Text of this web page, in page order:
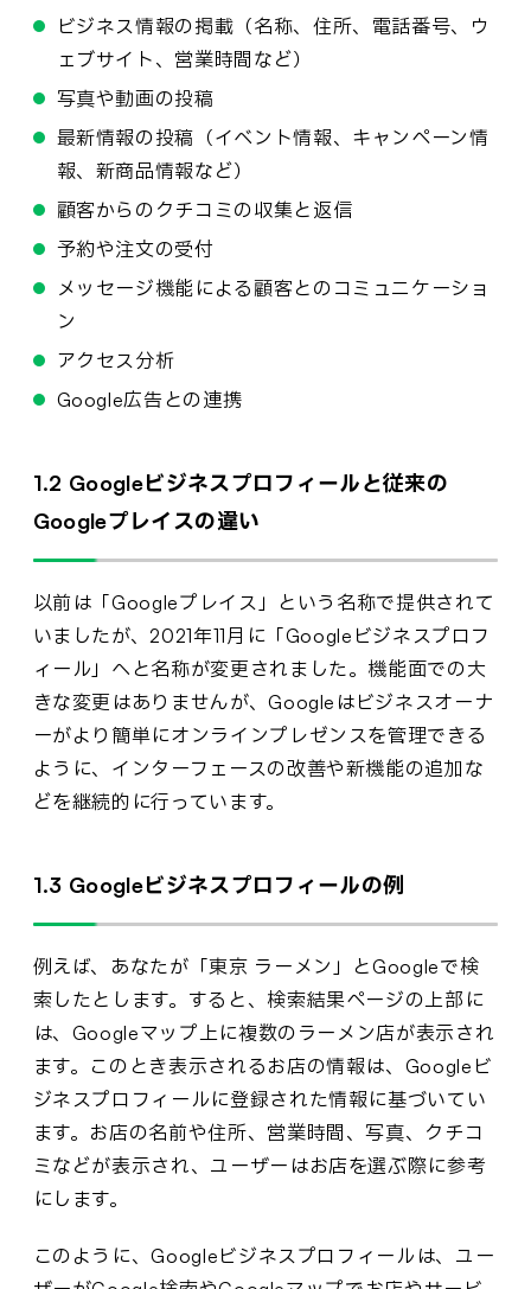
ビジネス情報の掲載（名称、住所、電話番号、ウ
ェブサイト、営業時間など）
写真や動画の投稿
最新情報の投稿（イベント情報、キャンペーン情
報、新商品情報など）
顧客からのクチコミの収集と返信
予約や注文の受付
メッセージ機能による顧客とのコミュニケーショ
ン
アクセス分析
Google広告との連携
1.2 Googleビジネスプロフィールと従来の
Googleプレイスの違い
以前は「Googleプレイス」という名称で提供されて
いましたが、2021年11月に「Googleビジネスプロフ
ィール」へと名称が変更されました。機能面での大
きな変更はありませんが、Googleはビジネスオーナ
ーがより簡単にオンラインプレゼンスを管理できる
ように、インターフェースの改善や新機能の追加な
どを継続的に行っています。
1.3 Googleビジネスプロフィールの例
例えば、あなたが「東京 ラーメン」とGoogleで検
索したとします。すると、検索結果ページの上部に
は、Googleマップ上に複数のラーメン店が表示され
ます。このとき表示されるお店の情報は、Googleビ
ジネスプロフィールに登録された情報に基づいてい
ます。お店の名前や住所、営業時間、写真、クチコ
ミなどが表示され、ユーザーはお店を選ぶ際に参考
にします。
このように、Googleビジネスプロフィールは、ユー